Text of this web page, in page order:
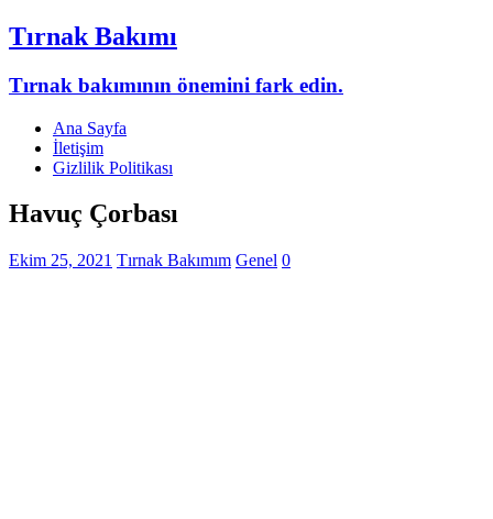
Tırnak Bakımı
Tırnak bakımının önemini fark edin.
Ana Sayfa
İletişim
Gizlilik Politikası
Havuç Çorbası
Ekim 25, 2021 Tırnak Bakımım Genel 0